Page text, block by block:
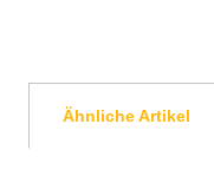
Ähnliche Artikel